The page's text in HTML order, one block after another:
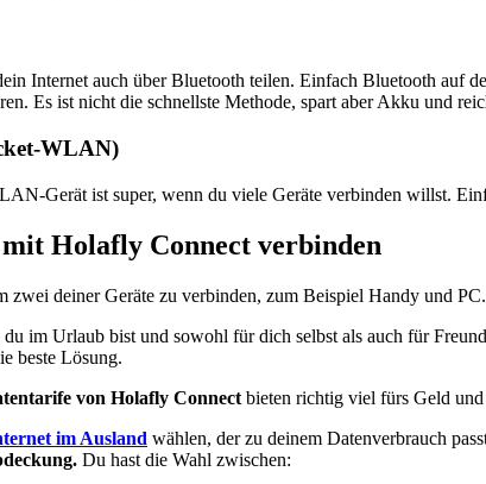
Internet auch über Bluetooth teilen. Einfach Bluetooth auf
Es ist nicht die schnellste Methode, spart aber Akku und
WLAN)
Gerät ist super, wenn du viele Geräte verbinden willst.
Holafly Connect verbinden
zwei deiner Geräte zu verbinden, zum Beispiel Handy und
im Urlaub bist und sowohl für dich selbst als auch für
beste Lösung.
von Holafly Connect bieten richtig viel fürs Geld
im Ausland wählen, der zu deinem Datenverbrauch
Du hast die Wahl zwischen: